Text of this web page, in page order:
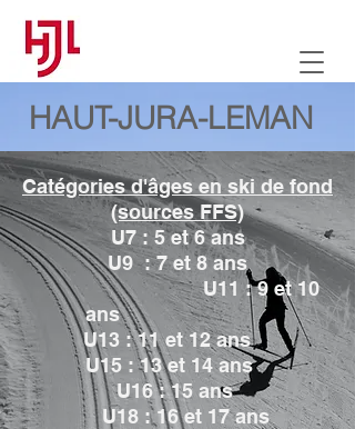
HAUT-JURA-LEMAN
Catégories d'âges en ski de fond
(sources FFS)
U7 : 5 et 6 ans
U9 : 7 et 8 ans
U11 : 9 et 10
ans
U13 : 11 et 12 ans
U15 : 13 et 14 ans
U16 : 15 ans
U18 : 16 et 17 ans